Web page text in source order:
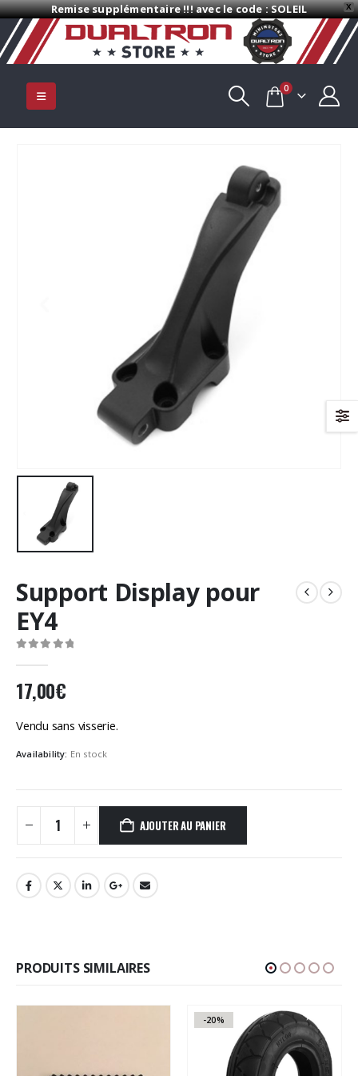
X
Remise supplémentaire !!! avec le code : SOLEIL
0
Support Display pour
EY4
17,00€
Vendu sans visserie.
Availability: En stock
AJOUTER AU PANIER
PRODUITS SIMILAIRES
-20%